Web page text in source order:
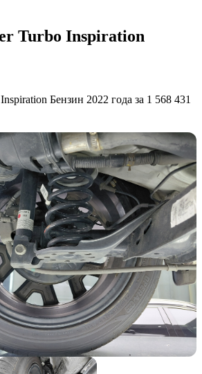
Turbo Inspiration
Бензин 2022 года за 1 568 431